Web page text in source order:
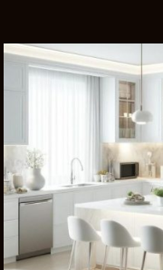
אליכם